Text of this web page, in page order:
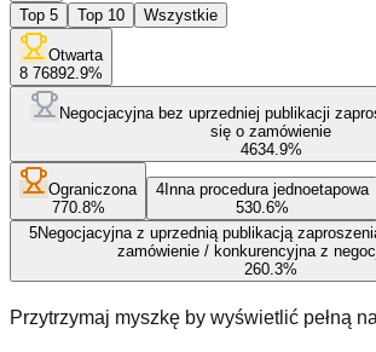
Top 5
Top 10 Wszystkie
Otwarta
8 76892.9%
Negocjacyjna bez uprzedniej publikacji
się o zamówienie
4634.9%
Ograniczona
770.8%
4Inna procedura jednoetapowa
530.6%
5Negocjacyjna z uprzednią publikacją
zamówienie / konkurencyjna z
260.3%
Przytrzymaj myszkę by wyświetlić pełną